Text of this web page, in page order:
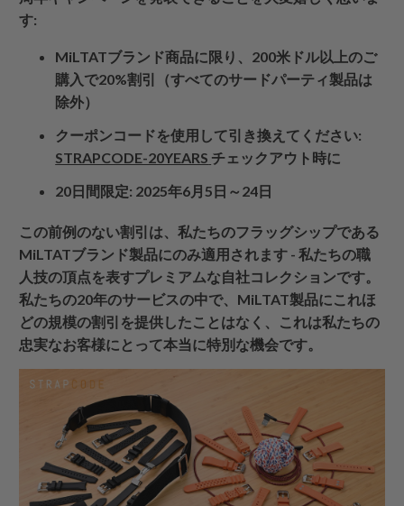
す:
MiLTATブランド商品に限り、200米ドル以上のご
購入で20%割引（すべてのサードパーティ製品は
除外）
クーポンコードを使用して引き換えてください:
STRAPCODE-20YEARS チェックアウト時に
20日間限定: 2025年6月5日～24日
この前例のない割引は、私たちのフラッグシップである
MiLTATブランド製品にのみ適用されます - 私たちの職
人技の頂点を表すプレミアムな自社コレクションです。
私たちの20年のサービスの中で、MiLTAT製品にこれほ
どの規模の割引を提供したことはなく、これは私たちの
忠実なお客様にとって本当に特別な機会です。